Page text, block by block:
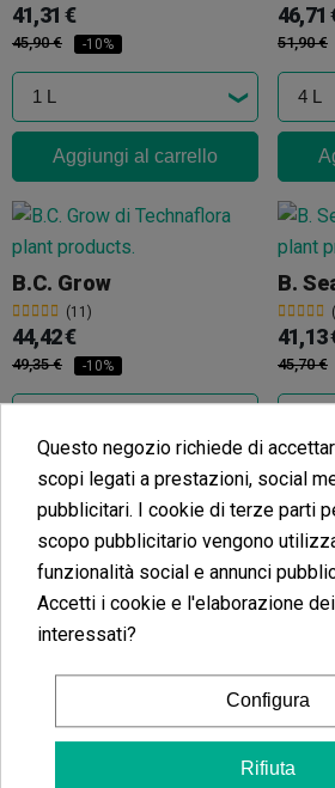
41,31 €
45,90 € -10%
Aggiungi al carrello
46,71
51,90 €
B.C. Grow
(11)
44,42 €
49,35 € -10%
Aggiungi al carrello
B.
41,13
45,70 €
Pura Vida Bloom
(4)
41,31 €
Root
Questo negozio richiede di
scopi legati a prestazioni, social
pubblicitari. I cookie di terze parti
scopo pubblicitario vengono
funzionalità social e annunci
Accetti i cookie e l'elaborazione
interessati?
Configura
Rifiuta